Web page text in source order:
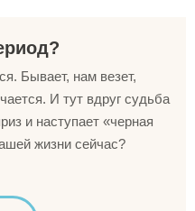
Бывает, нам везет,
И тут вдруг судьба
и наступает «черная
жизни сейчас?